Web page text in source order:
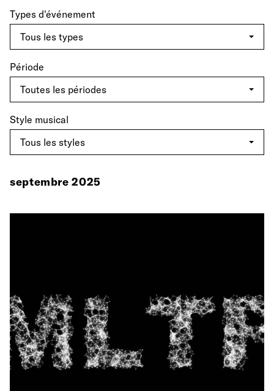
Types d'événement
Période
Style musical
septembre 2025